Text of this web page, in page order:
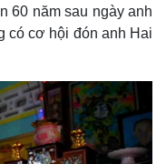
i
n
g
T
60 năm sau ngày anh
có cơ hội đón anh Hai